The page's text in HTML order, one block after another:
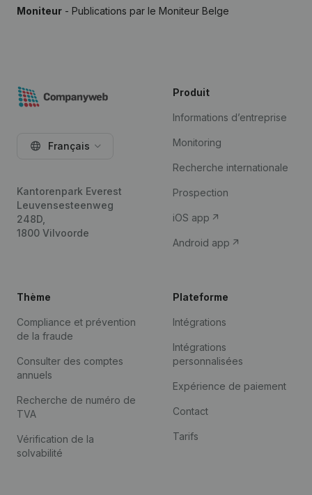
Moniteur - Publications par le Moniteur Belge
Français
Kantorenpark Everest
Leuvensesteenweg
248D,
1800 Vilvoorde
Produit
Informations d’entreprise
Monitoring
Recherche internationale
Prospection
iOS app
Android app
Thème
Compliance et prévention
de la fraude
Consulter des comptes
annuels
Recherche de numéro de
TVA
Vérification de la
solvabilité
Plateforme
Intégrations
Intégrations
personnalisées
Expérience de paiement
Contact
Tarifs